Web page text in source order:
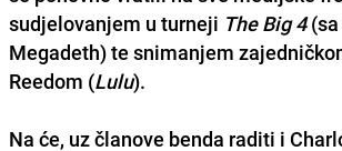
sudjelovanjem u turneji The Big 4(sa
Megadeth) te snimanjem
Reedom (Lulu).
Na će, uz članove benda raditi i